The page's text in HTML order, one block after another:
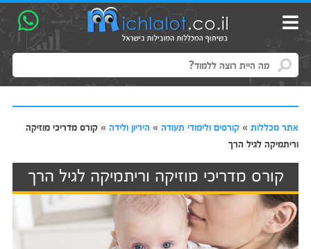
אתר מכללות» קורסים ולימודי תעודה» היריון ולידה» קורס מדריכי מוזיקה
וריתמיקה לגיל הרך
קורס מדריכי מוזיקה וריתמיקה לגיל הרך